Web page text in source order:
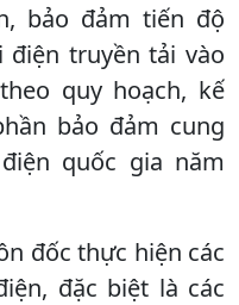
bảo đảm tiến độ
điện truyền tải vào
quy hoạch, kế
bảo đảm cung
quốc gia năm
đốc thực hiện các
đặc biệt là các